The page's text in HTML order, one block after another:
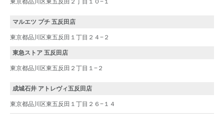
マルエツ プチ 五反田店
東京都品川区東五反田１丁目２４−２
東急ストア 五反田店
東京都品川区東五反田２丁目１−２
成城石井 アトレヴィ五反田店
東京都品川区東五反田１丁目２６−１４